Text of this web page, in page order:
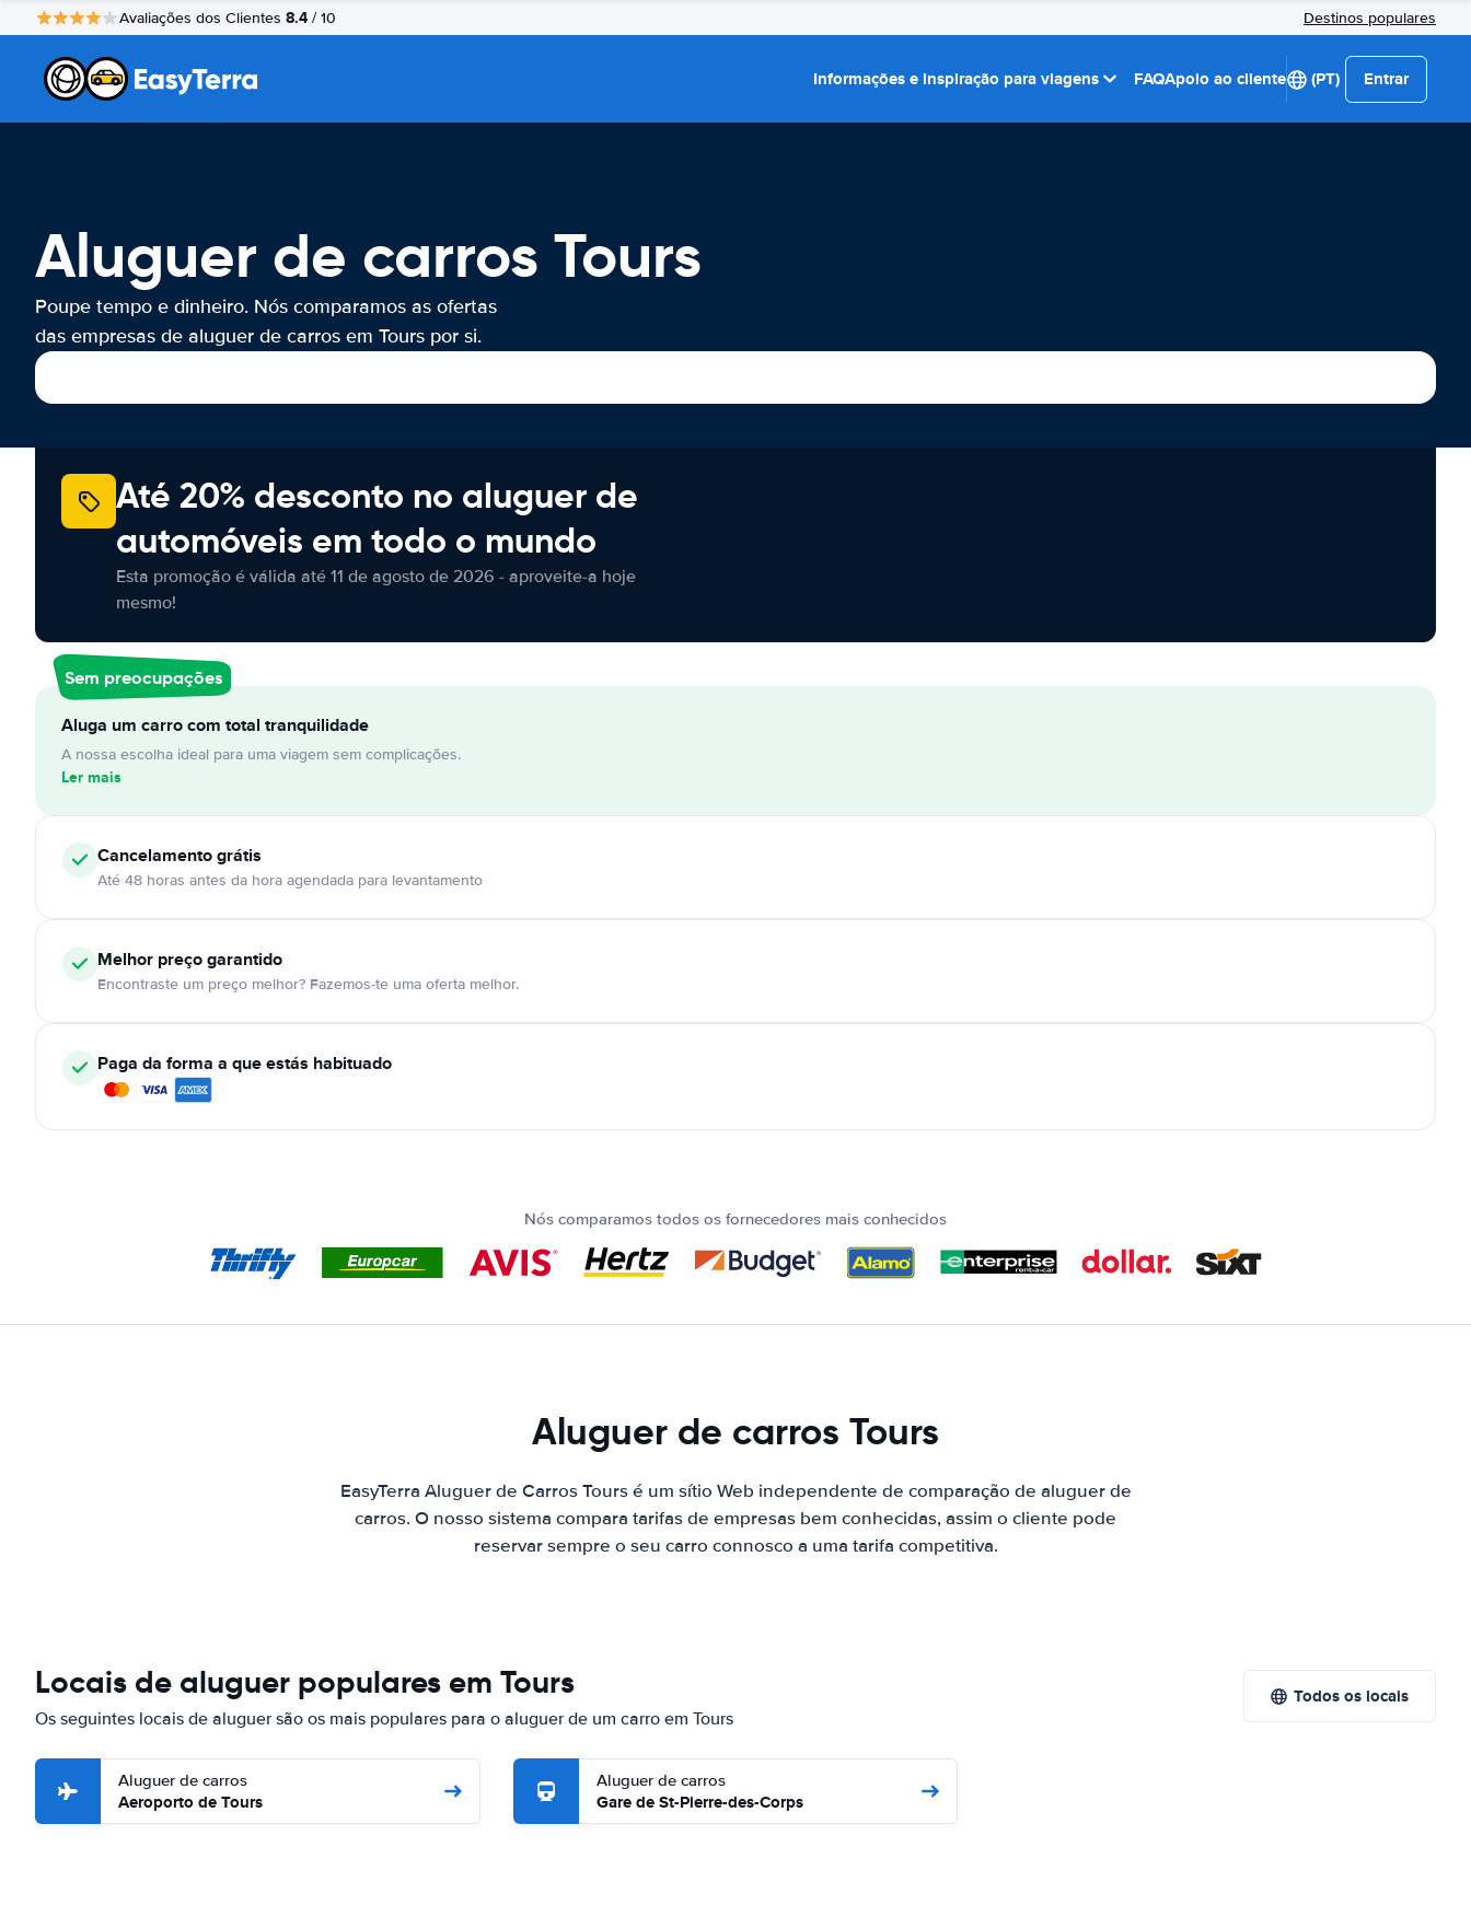
Avaliações dos Clientes 8.4 / 10 Destinos populares
Informações e inspiração para viagens FAQApoio ao cliente (PT) Entrar
Aluguer de carros Tours
Poupe tempo e dinheiro. Nós comparamos as ofertas
das empresas de aluguer de carros em Tours por si.
Até 20% desconto no aluguer de
automóveis em todo o mundo
Esta promoção é válida até 11 de agosto de 2026 - aproveite-a hoje
mesmo!
Sem preocupações
Aluga um carro com total tranquilidade
A nossa escolha ideal para uma viagem sem complicações.
Ler mais
Cancelamentográtis
Até 48 horas antes da hora agendada para levantamento
Melhor preço garantido
Encontraste um preço melhor? Fazemos-te uma oferta melhor.
Paga da forma a que estás habituado
Nós comparamos todos os fornecedores mais conhecidos
Aluguer de carros Tours
EasyTerra Aluguer de Carros Tours é um sítio Web independente de comparação de aluguer de
carros. O nosso sistema compara tarifas de empresas bem conhecidas, assim o cliente pode
reservar sempre o seu carro connosco a uma tarifa competitiva.
Locais de aluguer populares em Tours
Os seguintes locais de aluguer são os mais populares para o aluguer de um carro em Tours
Todos os locais
Aluguer de carros
Aeroporto de Tours
Aluguer de carros
Gare de St-Pierre-des-Corps